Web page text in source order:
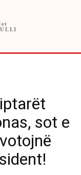
sot e